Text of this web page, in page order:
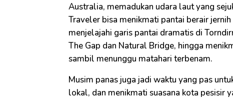
Australia, memadukan udara laut yang
Traveler bisa menikmati pantai berair
menjelajahi garis pantai dramatis di
The Gap dan Natural Bridge, hingga
sambil menunggu matahari terbenam.
Musim panas juga jadi waktu yang pas
lokal, dan menikmati suasana kota pesisir